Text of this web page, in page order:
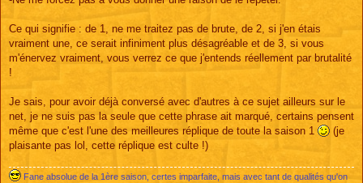
Ce qui signifie : de 1, ne me traitez pas de brute, de 2, si j'en étais
vraiment une, ce serait infiniment plus désagréable et de 3, si vous
m'énervez vraiment, vous verrez ce que j'entends réellement par brutalité
!
Je sais, pour avoir déjà conversé avec d'autres à ce sujet ailleurs sur le
net, je ne suis pas la seule que cette phrase ait marqué, certains pensent
même que c'est l'une des meilleures réplique de toute la saison 1
(je
plaisante pas lol, cette réplique est culte !)
Fane absolue de la 1ère saison, certes imparfaite, mais avec tant de qualités qu'on